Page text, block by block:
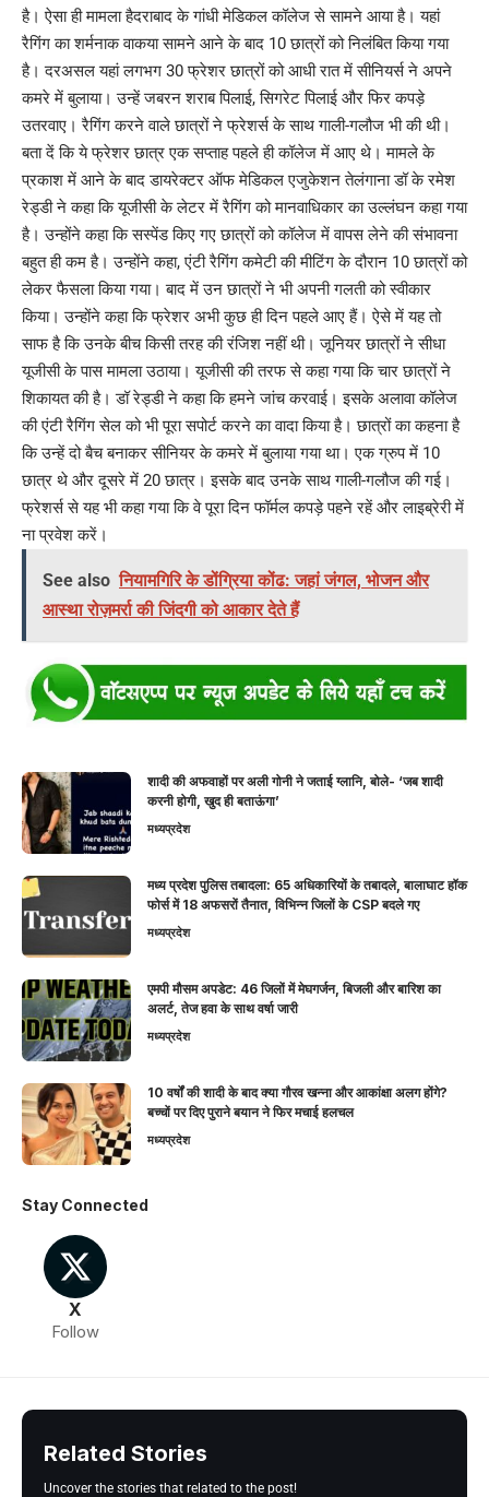
है। ऐसा ही मामला हैदराबाद के गांधी मेडिकल कॉलेज से सामने आया है। यहां
रैगिंग का शर्मनाक वाकया सामने आने के बाद 10 छात्रों को निलंबित किया गया
है। दरअसल यहां लगभग 30 फ्रेशर छात्रों को आधी रात में सीनियर्स ने अपने
कमरे में बुलाया। उन्हें जबरन शराब पिलाई, सिगरेट पिलाई और फिर कपड़े
उतरवाए। रैगिंग करने वाले छात्रों ने फ्रेशर्स के साथ गाली-गलौज भी की थी।
बता दें कि ये फ्रेशर छात्र एक सप्ताह पहले ही कॉलेज में आए थे। मामले के
प्रकाश में आने के बाद डायरेक्टर ऑफ मेडिकल एजुकेशन तेलंगाना डॉ के रमेश
रेड्डी ने कहा कि यूजीसी के लेटर में रैगिंग को मानवाधिकार का उल्लंघन कहा गया
है। उन्होंने कहा कि सस्पेंड किए गए छात्रों को कॉलेज में वापस लेने की संभावना
बहुत ही कम है। उन्होंने कहा, एंटी रैगिंग कमेटी की मीटिंग के दौरान 10 छात्रों को
लेकर फैसला किया गया। बाद में उन छात्रों ने भी अपनी गलती को स्वीकार
किया। उन्होंने कहा कि फ्रेशर अभी कुछ ही दिन पहले आए हैं। ऐसे में यह तो
साफ है कि उनके बीच किसी तरह की रंजिश नहीं थी। जूनियर छात्रों ने सीधा
यूजीसी के पास मामला उठाया। यूजीसी की तरफ से कहा गया कि चार छात्रों ने
शिकायत की है। डॉ रेड्डी ने कहा कि हमने जांच करवाई। इसके अलावा कॉलेज
की एंटी रैगिंग सेल को भी पूरा सपोर्ट करने का वादा किया है। छात्रों का कहना है
कि उन्हें दो बैच बनाकर सीनियर के कमरे में बुलाया गया था। एक ग्रुप में 10
छात्र थे और दूसरे में 20 छात्र। इसके बाद उनके साथ गाली-गलौज की गई।
फ्रेशर्स से यह भी कहा गया कि वे पूरा दिन फॉर्मल कपड़े पहने रहें और लाइब्रेरी में
ना प्रवेश करें।
See also नियामगिरि के डोंग्रिया कोंढ: जहां जंगल, भोजन और
आस्था रोज़मर्रा की जिंदगी को आकार देते हैं
शादी की अफवाहों पर अली गोनी ने जताई ग्लानि, बोले- ‘जब शादी
करनी होगी, खुद ही बताऊंगा’
मध्यप्रदेश
मध्य प्रदेश पुलिस तबादला: 65 अधिकारियों के तबादले, बालाघाट हॉक
फोर्स में 18 अफसरों तैनात, विभिन्न जिलों के CSP बदले गए
मध्यप्रदेश
एमपी मौसम अपडेट: 46 जिलों में मेघगर्जन, बिजली और बारिश का
अलर्ट, तेज हवा के साथ वर्षा जारी
मध्यप्रदेश
10 वर्षों की शादी के बाद क्या गौरव खन्ना और आकांक्षा अलग होंगे?
बच्चों पर दिए पुराने बयान ने फिर मचाई हलचल
मध्यप्रदेश
Stay Connected
X
Follow
Related Stories
Uncover the stories that related to the post!